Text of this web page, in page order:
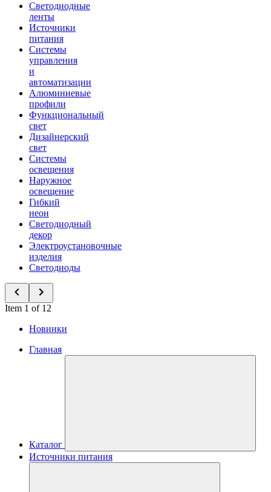
Светодиодные
ленты
Источники
питания
Системы
управления
и
автоматизации
Алюминиевые
профили
Функциональный
свет
Дизайнерский
свет
Системы
освещения
Наружное
освещение
Гибкий
неон
Светодиодный
декор
Электроустановочные
изделия
Светодиоды
Item 1 of 12
Новинки
Главная
Каталог
Источники питания